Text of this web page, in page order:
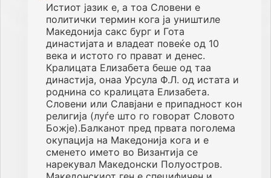
Истиот јазик е, а тоа Словени е
политички термин кога ја уништиле
Македонија сакс бург и Гота
династијата и владеат повеќе од 10
века и истото го прават и денес.
Кралицата Елизабета беше од таа
династија, онаа Урсула Ф.Л. од истата и
роднина со кралицата Елизабета.
Словени или Славјани е припадност кон
религија (луѓе што го говорат Словото
Божје).Балканот пред првата поголема
окупација на Македонија кога и е
сменето името во Византија се
нарекувал Македонски Полуостров.